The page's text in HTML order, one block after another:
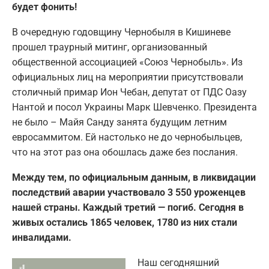
будет фонить!
В очередную годовщину Чернобыля в Кишиневе
прошел траурный митинг, организованный
общественной ассоциацией «Союз Чернобыль». Из
официальных лиц на мероприятии присутствовали
столичный примар Ион Чебан, депутат от ПДС Оазу
Нантой и посол Украины Марк Шевченко. Президента
не было – Майя Санду занята будущим летним
евросаммитом. Ей настолько не до чернобыльцев,
что на этот раз она обошлась даже без послания.
Между тем, по официальным данным, в ликвидации
последствий аварии участвовало 3 550 уроженцев
нашей страны. Каждый третий — погиб. Сегодня в
живых остались 1865 человек, 1780 из них стали
инвалидами.
Наш сегодняшний